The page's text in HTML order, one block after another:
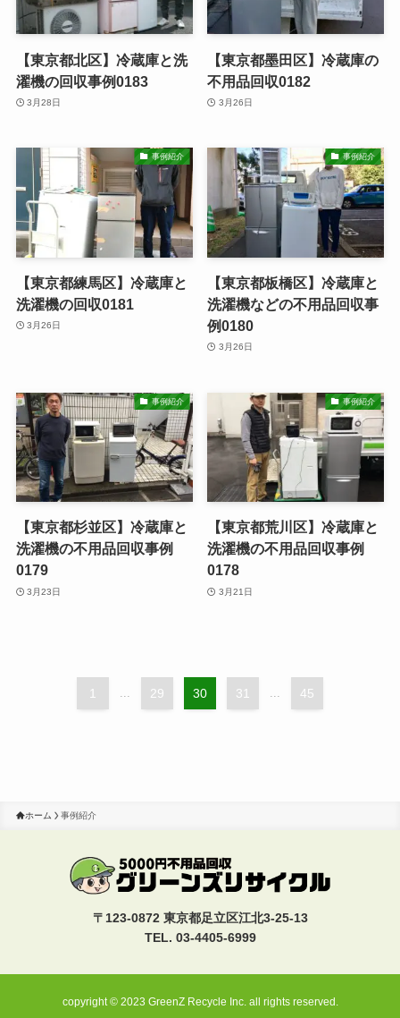
【東京都北区】冷蔵庫と洗
濯機の回収事例0183
3月28日
【東京都墨田区】冷蔵庫の
不用品回収0182
3月26日
事例紹介
【東京都練馬区】冷蔵庫と
洗濯機の回収0181
3月26日
事例紹介
【東京都板橋区】冷蔵庫と
洗濯機などの不用品回収事
例0180
3月26日
事例紹介
【東京都杉並区】冷蔵庫と
洗濯機の不用品回収事例
0179
3月23日
事例紹介
【東京都荒川区】冷蔵庫と
洗濯機の不用品回収事例
0178
3月21日
1 ... 29 30 31 ... 45
ホーム 事例紹介
〒123-0872 東京都足立区江北3-25-13
TEL. 03-4405-6999
copyright © 2023 GreenZ Recycle Inc. all rights reserved.